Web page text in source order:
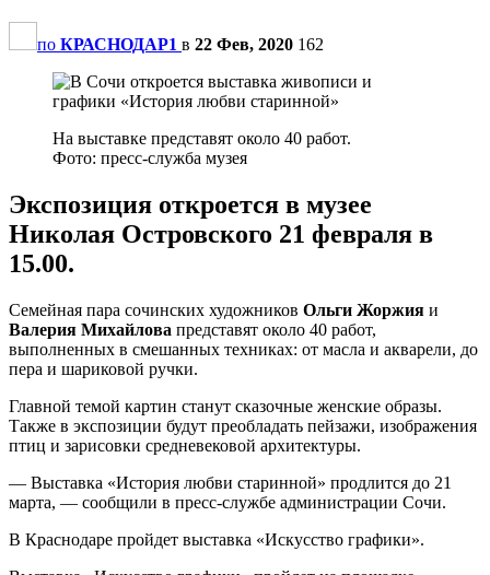
по КРАСНОДАР1 в 22 Фев, 2020 162
На выставке представят около 40 работ.
Фото: пресс-служба музея
Экспозиция откроется в музее
Николая Островского 21 февраля в
15.00.
Семейная пара сочинских художников Ольги Жоржия и
Валерия Михайлова представят около 40 работ,
выполненных в смешанных техниках: от масла и акварели, до
пера и шариковой ручки.
Главной темой картин станут сказочные женские образы.
Также в экспозиции будут преобладать пейзажи, изображения
птиц и зарисовки средневековой архитектуры.
— Выставка «История любви старинной» продлится до 21
марта, — сообщили в пресс-службе администрации Сочи.
В Краснодаре пройдет выставка «Искусство графики».